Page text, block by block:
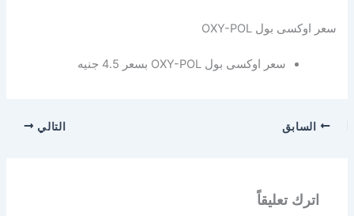
سعر اوكسى بول OXY-POL
سعر اوكسى بول OXY-POL بسعر 4.5 جنيه
السابق التالي
اترك تعليقاً